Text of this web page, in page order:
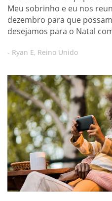
Meu sobrinho e eu nos
dezembro para que
desejamos para o Natal
- Ryan E, Reino Unido